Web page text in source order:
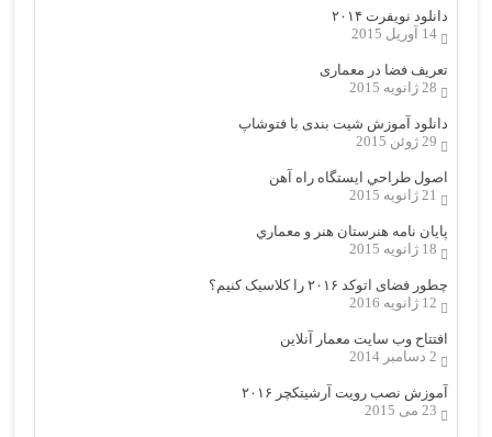
دانلود نویفرت ۲۰۱۴
14 آوریل 2015
تعریف فضا در معماری
28 ژانویه 2015
دانلود آموزش شیت بندی با فتوشاپ
29 ژوئن 2015
اصول طراحي ایستگاه راه آهن
21 ژانویه 2015
پایان نامه هنرستان هنر و معماري
18 ژانویه 2015
چطور فضای اتوکد ۲۰۱۶ را کلاسیک کنیم؟
12 ژانویه 2016
افتتاح وب سایت معمار آنلاین
2 دسامبر 2014
آموزش نصب رویت آرشیتکچر ۲۰۱۶
23 می 2015